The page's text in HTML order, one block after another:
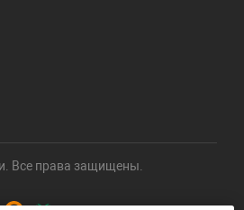
Все права защищены.